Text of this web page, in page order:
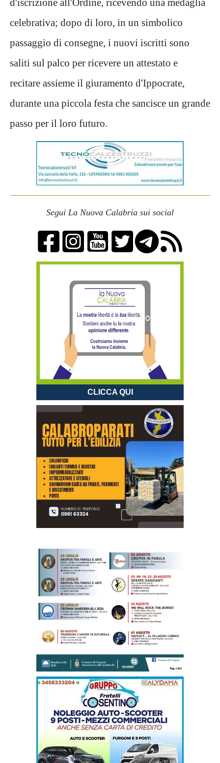
celebrativa; dopo di loro, in un simbolico
passaggio di consegne, i nuovi iscritti sono
saliti sul palco per ricevere un attestato e
recitare assieme il giuramento d'Ippocrate,
durante una piccola festa che sancisce un grande
passo per il loro futuro.
Segui La Nuova Calabria sui social
CLICCA QUI